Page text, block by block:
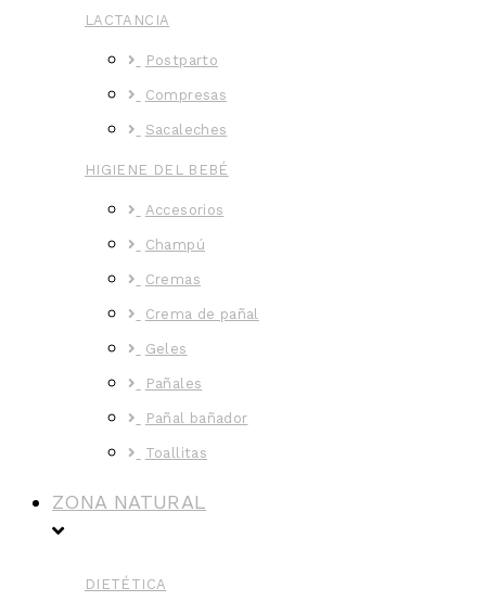
LACTANCIA
Postparto
Compresas
Sacaleches
HIGIENE DEL BEBÉ
Accesorios
Champú
Cremas
Crema de pañal
Geles
Pañales
Pañal bañador
Toallitas
ZONA NATURAL
DIETÉTICA